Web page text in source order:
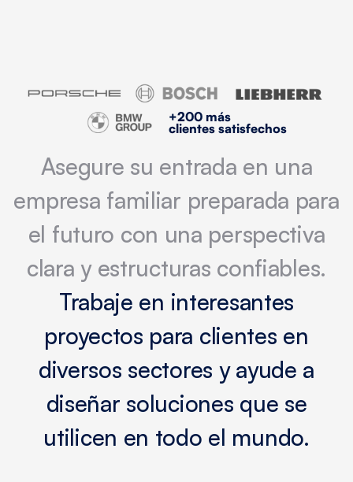
+200 más
clientes satisfechos
Asegure su entrada en una
empresa familiar preparada para
el futuro con una perspectiva
clara y estructuras confiables.
Trabaje en interesantes
proyectos para clientes en
diversos sectores y ayude a
diseñar soluciones que se
utilicen en todo el mundo.